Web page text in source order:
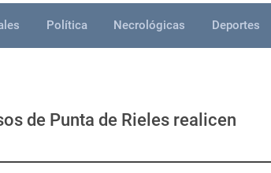
Política Necrológicas Deportes
de Punta de Rieles realicen